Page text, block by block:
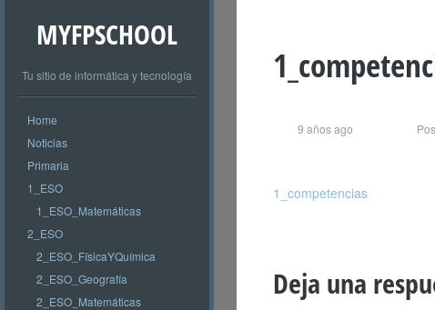
MYFPSCHOOL
Tu sitio de informática y tecnología
Home
Noticias
Primaria
1_ESO
1_ESO_Matemáticas
2_ESO
2_ESO_FísicaYQuímica
2_ESO_Geografía
2_ESO_Matemáticas
9 años ago
1_competencias
Deja una